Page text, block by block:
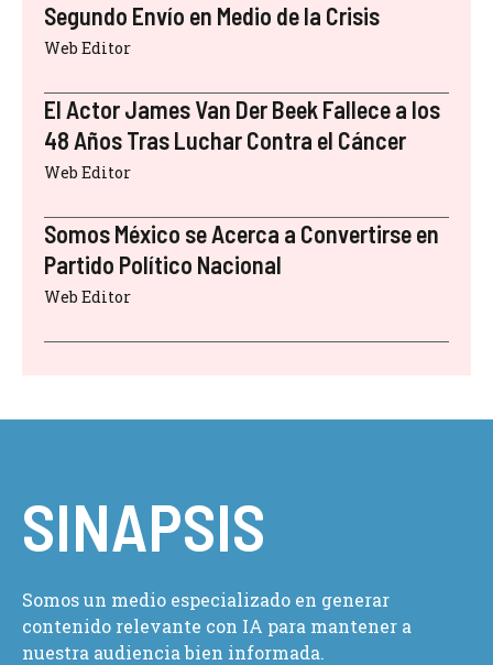
Segundo Envío en Medio de la Crisis
Web Editor
El Actor James Van Der Beek Fallece a los
48 Años Tras Luchar Contra el Cáncer
Web Editor
Somos México se Acerca a Convertirse en
Partido Político Nacional
Web Editor
SINAPSIS
Somos un medio especializado en generar
contenido relevante con IA para mantener a
nuestra audiencia bien informada.